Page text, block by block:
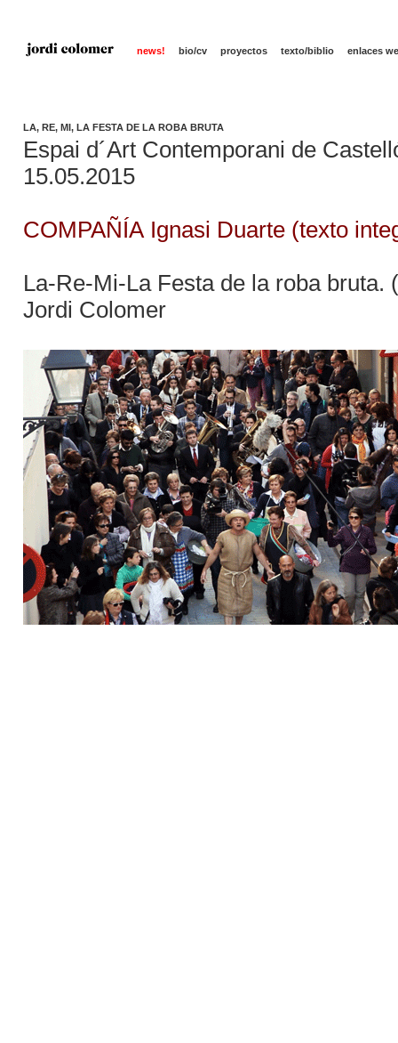
news! bio/cv proyectos texto/biblio enlaces
LA, RE, MI, LA FESTA DE LA ROBA BRUTA
Espai d´Art Contemporani de
15.05.2015
COMPAÑÍA Ignasi Duarte (texto
La-Re-Mi-La Festa de la roba bruta.
Jordi Colomer